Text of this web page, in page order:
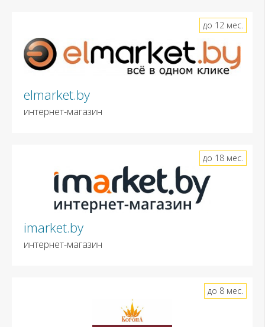
elmarket.by
интернет-магазин
до 12 мес.
imarket.by
интернет-магазин
до 18 мес.
до 8 мес.